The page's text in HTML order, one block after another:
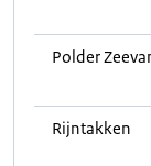
Polder
Rijntakken